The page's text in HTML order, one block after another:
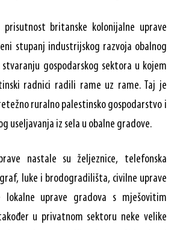
prisutnost britanske kolonijalne uprave
stupanj industrijskog razvoja obalnog
stvaranju gospodarskog sektora u kojem
radnici radili rame uz rame. Taj je
ruralno palestinsko gospodarstvo i
useljavanja iz sela u obalne gradove.
nastale su željeznice, telefonska
luke i brodogradilišta, civilne uprave
lokalne uprave gradova s ​​mješovitim
u privatnom sektoru neke velike